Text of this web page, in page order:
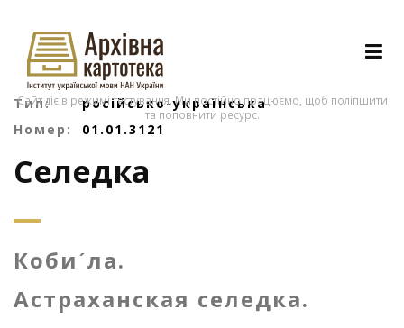
Сайт діє в режимі тестування. Ми постійно працюємо, щоб поліпшити
та поповнити ресурс.
Тип:
російсько-українська
Номер:
01.01.3121
Селедка
Кобиˊла.
Астраханская селедка.